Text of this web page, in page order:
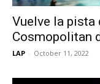
Vuelve la pista
Cosmopolitan
LAP - October 11, 2022